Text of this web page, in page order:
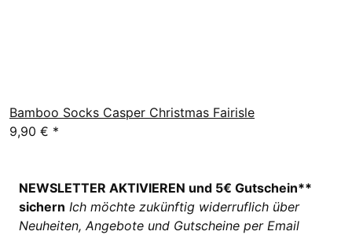
Bamboo Socks Casper Christmas Fairisle
9,90 € *
NEWSLETTER AKTIVIEREN und 5€ Gutschein**
sichern Ich möchte zukünftig widerruflich über
Neuheiten, Angebote und Gutscheine per Email